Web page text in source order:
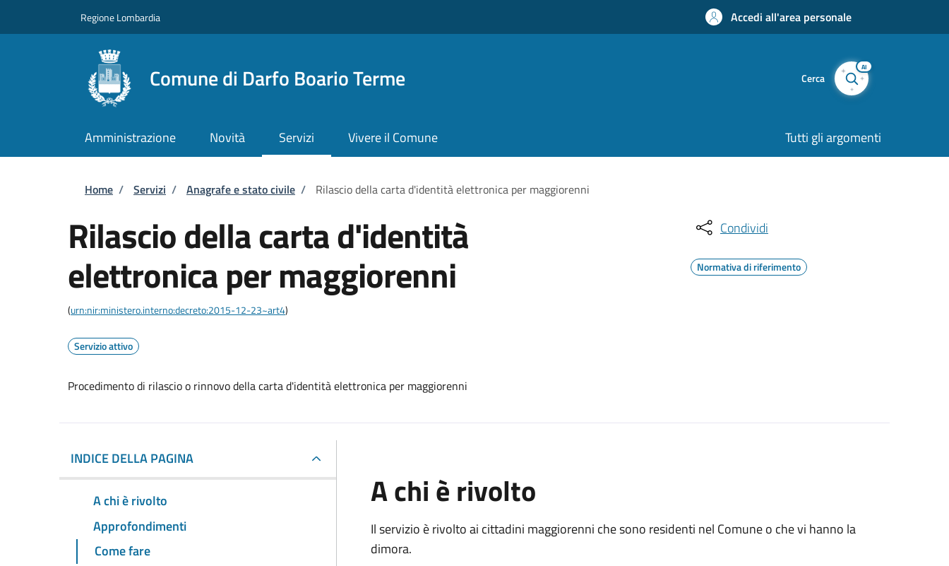
Regione Lombardia Accedi all'area personale
Comune di Darfo Boario Terme Cerca
AI
Amministrazione Novità Servizi Vivere il Comune Tutti gli argomenti
Briciole di pane
Home / Servizi / Anagrafe e stato civile / Rilascio della carta d'identità elettronica per maggiorenni
Rilascio della carta d'identità
elettronica per maggiorenni
(urn:nir:ministero.interno:decreto:2015-12-23~art4)
Servizio attivo
Procedimento di rilascio o rinnovo della carta d'identità elettronica per maggiorenni
Condividi
Normativa di riferimento
INDICE DELLA PAGINA
A chi è rivolto
Approfondimenti
Come fare
A chi è rivolto
Il servizio è rivolto ai cittadini maggiorenni che sono residenti nel Comune o che vi hanno la
dimora.